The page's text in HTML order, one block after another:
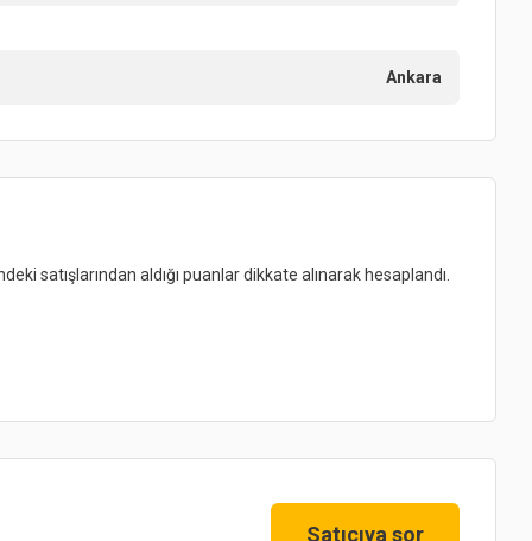
Ankara
satışlarından aldığı puanlar dikkate alınarak hesaplandı.
Satıcıya sor